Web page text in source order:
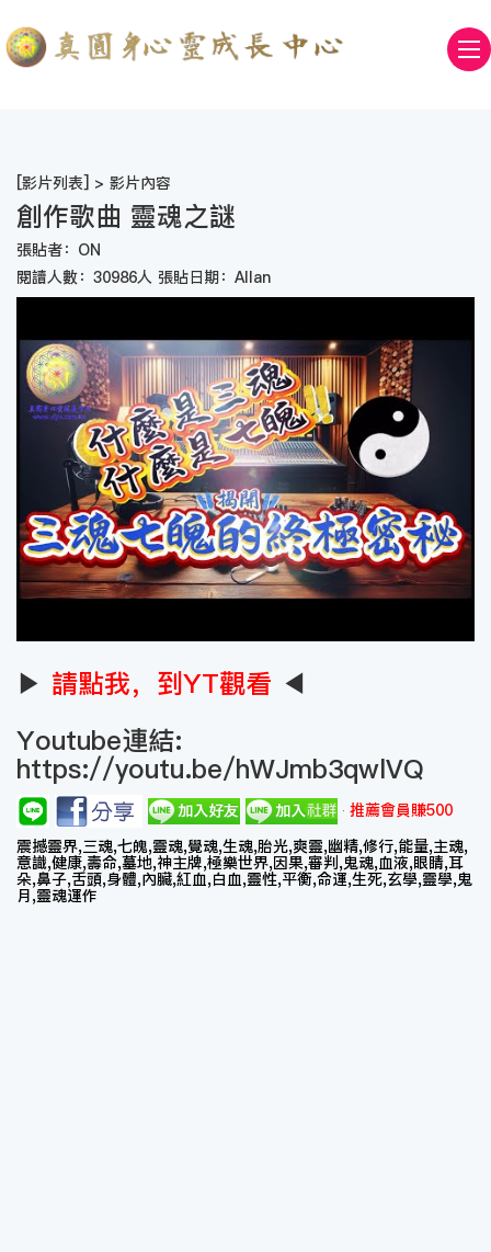
[影片列表] > 影片內容
創作歌曲 靈魂之謎
張貼者：ON
閱讀人數：30986人 張貼日期：Allan
▶ 請點我，到YT觀看 ◀
Youtube連結:
https://youtu.be/hWJmb3qwlVQ
推薦會員賺500
震撼靈界,三魂,七魄,靈魂,覺魂,生魂,胎光,爽靈,幽精,修行,能量,主魂,
意識,健康,壽命,墓地,神主牌,極樂世界,因果,審判,鬼魂,血液,眼睛,耳
朵,鼻子,舌頭,身體,內臟,紅血,白血,靈性,平衡,命運,生死,玄學,靈學,鬼
月,靈魂運作